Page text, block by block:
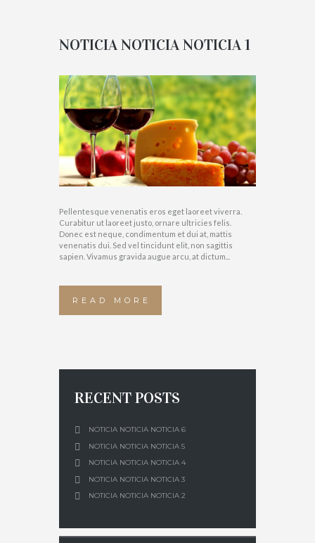
NOTICIA NOTICIA NOTICIA 1
Pellentesque venenatis eros eget laoreet viverra.
Curabitur ut laoreet justo, ornare ultricies felis.
Donec est neque, condimentum et dui at, mattis
venenatis dui. Sed vel tincidunt elit, non sagittis
sapien. Vivamus gravida augue arcu, at dictum...
READ MORE
RECENT POSTS
NOTICIA NOTICIA NOTICIA 6
NOTICIA NOTICIA NOTICIA 5
NOTICIA NOTICIA NOTICIA 4
NOTICIA NOTICIA NOTICIA 3
NOTICIA NOTICIA NOTICIA 2